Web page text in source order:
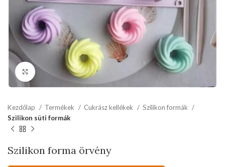
kattints a kinagyításhoz
Kezdőlap Termékek Cukrász kellékek
Szilikon formák
Szilikon süti formák
Szilikon forma örvény